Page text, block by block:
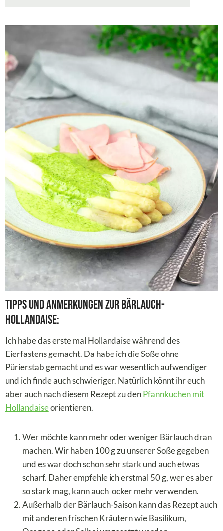
Tipps und Anmerkungen zur Bärlauch-
Hollandaise:
Ich habe das erste mal Hollandaise während des
Eierfastens gemacht. Da habe ich die Soße ohne
Pürierstab gemacht und es war wesentlich aufwendiger
und ich finde auch schwieriger. Natürlich könnt ihr euch
aber auch nach diesem Rezept zu denPfannkuchen mit
Hollandaiseorientieren.
Wer möchte kann mehr oder weniger Bärlauch dran
machen. Wir haben 100 g zu unserer Soße gegeben
und es war doch schon sehr stark und auch etwas
scharf. Daher empfehle ich erstmal 50 g, wer es aber
so stark mag, kann auch locker mehr verwenden.
Außerhalb der Bärlauch-Saison kann das Rezept auch
mit anderen frischen Kräutern wie Basilikum,